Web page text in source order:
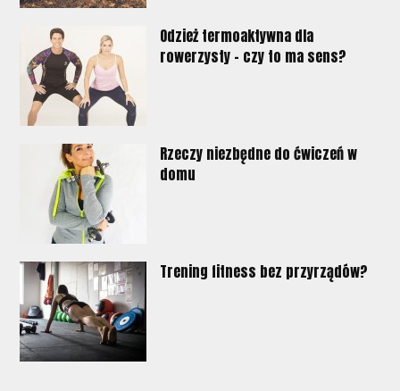
Odzież termoaktywna dla
rowerzysty - czy to ma sens?
Rzeczy niezbędne do ćwiczeń w
domu
Trening fitness bez przyrządów?